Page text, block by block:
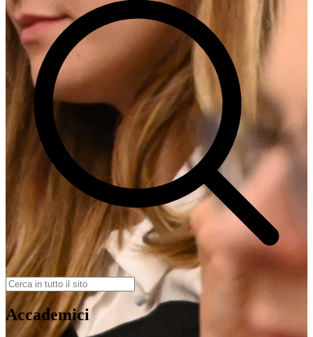
Accademici